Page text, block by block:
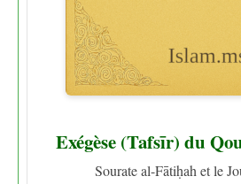
Exégèse (Tafsīr) du
Sourate al-Fātiḥah et le